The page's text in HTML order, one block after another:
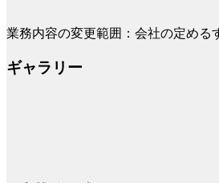
業務内容の変更範囲：会社の定める
ギャラリー